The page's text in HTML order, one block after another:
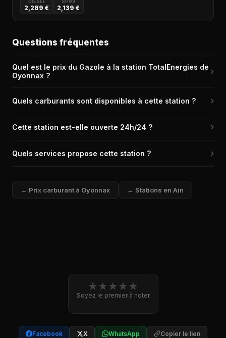
DIESEL
2,289 €
SP98
2,139 €
Questions fréquentes
Quel est le prix du Gazole à la station TotalEnergies de
Oyonnax ?
›
Oyonnax (01100) est de 2,182 € le litre, relevé il y a 20h.
Quels carburants sont disponibles à cette station ? ›
suivants : Diesel, E10, SP98, E85, GPL. C'est une station bien
Cette station est-elle ouverte 24h/24 ? ›
24h/24.
Quels services propose cette station ? ›
suivants : Boutique alimentaire, Boutique non alimentaire,
Station de gonflage, Carburant additivé, Piste poids lourds,
← Prix carburant à Oyonnax ← Stations en Ain
★★★★★
Soyez le premier à noter
Facebook X WhatsApp Copier le lien